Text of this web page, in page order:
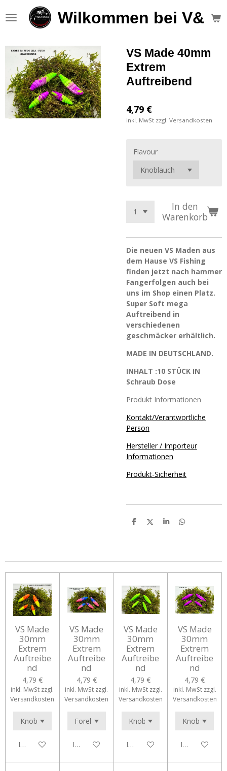
Hauptinhalt
Wilkommen bei V&S
VS Made 40mm
Extrem
Auftreibend
4,79 €
inkl. MwSt zzgl. Versandkosten
Flavour
In den
Warenkorb
Die neuen VS Maden aus
dem Hause VS Fishing
finden jetzt nach hammer
Fangerfolgen auch bei
uns im Shop einen Platz.
Super Soft mega
Auftreibend in
verschiedenen
geschmäcker erhältlich.
MADE IN DEUTSCHLAND.
INHALT :10 STÜCK IN
Schraub Dose
Produkt Informationen
Kontakt/Verantwortliche
Person
Hersteller / Importeur
Informationen
Produkt-Sicherheit
T
n
T
n
T
n
T
n
VS Made
30mm
Extrem
Auftreibe
nd
4,79 €
inkl. MwSt zzgl.
Versandkosten
In den Warenkorb
VS Made
30mm
Extrem
Auftreibe
nd
4,79 €
inkl. MwSt zzgl.
Versandkosten
In den Warenkorb
VS Made
30mm
Extrem
Auftreibe
nd
4,79 €
inkl. MwSt zzgl.
Versandkosten
In den Warenkorb
VS Made
30mm
Extrem
Auftreibe
nd
4,79 €
inkl. MwSt zzgl.
Versandkosten
In den